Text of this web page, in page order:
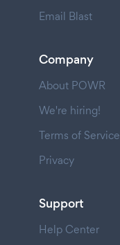
Email Blast
Company
About POWR
We're hiring!
Terms of Service
Privacy
Support
Help Center